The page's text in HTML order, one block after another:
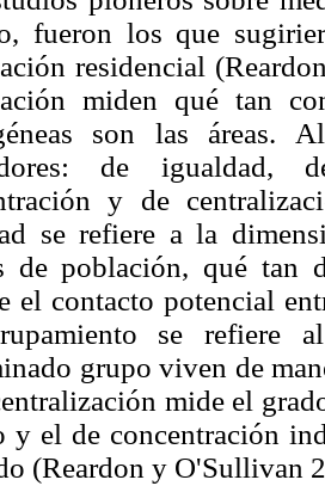
fueron los que
residencial
miden qué tan
son las áreas.
de igualdad,
y de
se refiere a la
de población, qué tan
el contacto potencial
se refiere
grupo viven de
mide el
y el de concentración
(Reardon y O'Sullivan